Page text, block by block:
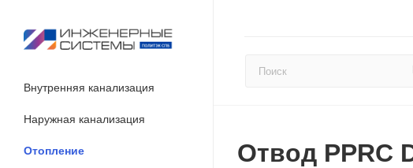
Внутренняя канализация
Наружная канализация
Отопление Отвод PPRC